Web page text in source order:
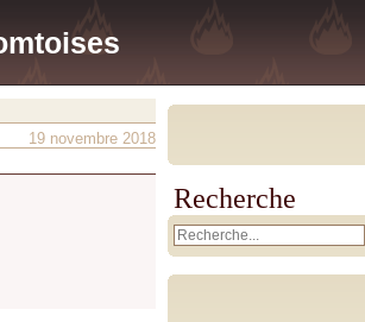
19 novembre 2018
Recherche